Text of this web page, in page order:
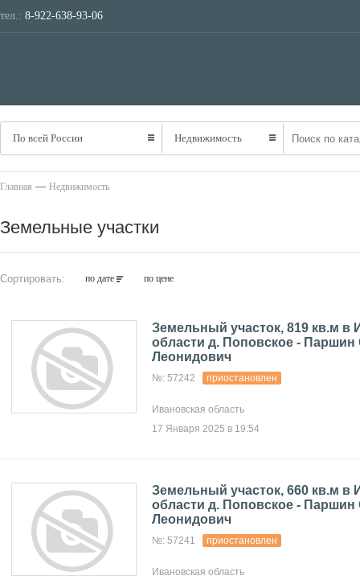
тел.: 8-922-638-93-06
По всей России Недвижимость
Главная — Недвижимость
Земельные участки
Сортировать: по дате по цене
Земельный участок, 819 кв.м в
области д. Поповское - Паршин
Леонидович
№: 57242 приостановлен
Ивановская область
17 Января 2025 в 19:54
Земельный участок, 660 кв.м в
области д. Поповское - Паршин
Леонидович
№: 57241 приостановлен
Ивановская область